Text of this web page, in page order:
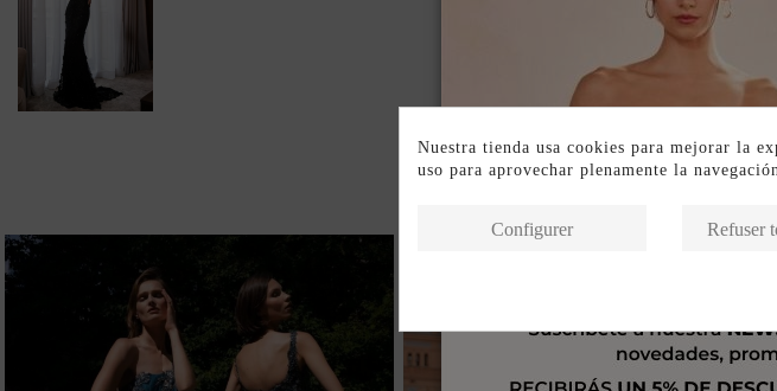
Nuestra tienda usa cookies para mejorar la
uso para aprovechar plenamente la
Refuser
Configurer